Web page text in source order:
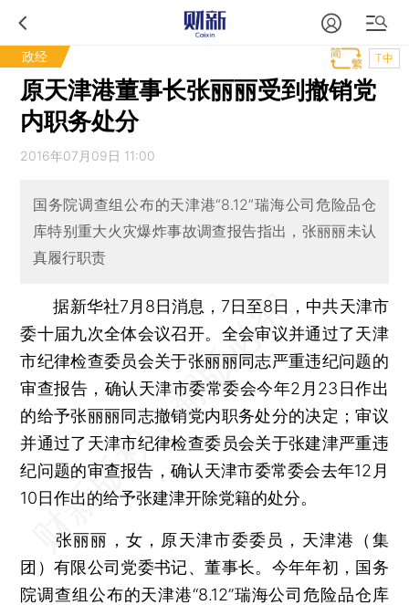
政经 T中
原天津港董事长张丽丽受到撤销党
内职务处分
2016年07月09日 11:00
国务院调查组公布的天津港“8.12”瑞海公司危险品仓
库特别重大火灾爆炸事故调查报告指出，张丽丽未认
真履行职责
据新华社7月8日消息，7日至8日，中共天津市
委十届九次全体会议召开。全会审议并通过了天津
市纪律检查委员会关于张丽丽同志严重违纪问题的
审查报告，确认天津市委常委会今年2月23日作出
的给予张丽丽同志撤销党内职务处分的决定；审议
并通过了天津市纪律检查委员会关于张建津严重违
纪问题的审查报告，确认天津市委常委会去年12月
10日作出的给予张建津开除党籍的处分。
张丽丽，女，原天津市委委员，天津港（集
团）有限公司党委书记、董事长。今年年初，国务
院调查组公布的天津港“8.12”瑞海公司危险品仓库